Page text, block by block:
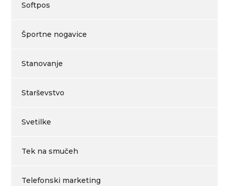
Softpos
Športne nogavice
Stanovanje
Starševstvo
Svetilke
Tek na smučeh
Telefonski marketing